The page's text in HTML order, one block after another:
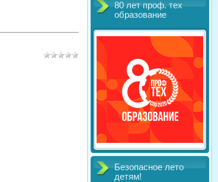
80 лет проф. тех
образование
Безопасное лето
детям!